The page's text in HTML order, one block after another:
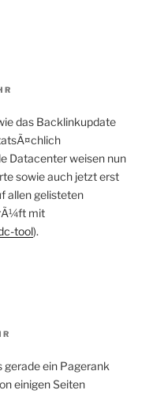
das Backlinkupdate
Datacenter weisen nun
sowie auch jetzt erst
allen gelisteten
mit
tool).
gerade ein Pagerank
einigen Seiten